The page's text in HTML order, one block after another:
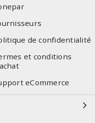
de confidentialité
et conditions
eCommerce